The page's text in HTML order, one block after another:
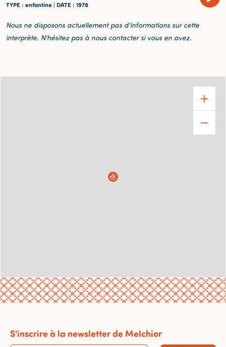
TYPE : enfantine | DATE : 1978
Nous ne disposons actuellement pas d'informations sur cette
interprète. N'hésitez pas à nous contacter si vous en avez.
S'inscrire à la newsletter de Melchior